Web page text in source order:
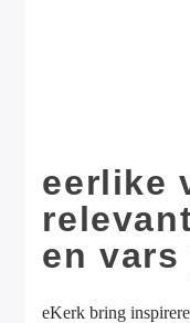
eerlike
en
eKerk bring